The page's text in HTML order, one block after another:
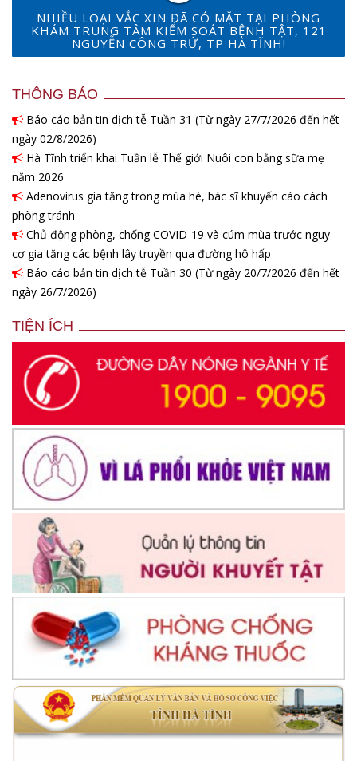
NHIỀU LOẠI VẮC XIN ĐÃ CÓ MẶT TẠI PHÒNG
KHÁM TRUNG TÂM KIỂM SOÁT BỆNH TẬT, 121
NGUYỄN CÔNG TRỨ, TP HÀ TĨNH!
THÔNG BÁO
Báo cáo bản tin dịch tễ Tuần 31 (Từ ngày 27/7/2026 đến hết
ngày 02/8/2026)
Hà Tĩnh triển khai Tuần lễ Thế giới Nuôi con bằng sữa mẹ
năm 2026
Adenovirus gia tăng trong mùa hè, bác sĩ khuyến cáo cách
phòng tránh
Chủ động phòng, chống COVID-19 và cúm mùa trước nguy
cơ gia tăng các bệnh lây truyền qua đường hô hấp
Báo cáo bản tin dịch tễ Tuần 30 (Từ ngày 20/7/2026 đến hết
ngày 26/7/2026)
TIỆN ÍCH